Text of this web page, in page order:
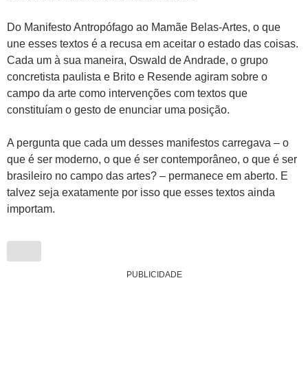
Do Manifesto Antropófago ao Mamãe Belas-Artes, o que
une esses textos é a recusa em aceitar o estado das coisas.
Cada um à sua maneira, Oswald de Andrade, o grupo
concretista paulista e Brito e Resende agiram sobre o
campo da arte como intervenções com textos que
constituíam o gesto de enunciar uma posição.
A pergunta que cada um desses manifestos carregava – o
que é ser moderno, o que é ser contemporâneo, o que é ser
brasileiro no campo das artes? – permanece em aberto. E
talvez seja exatamente por isso que esses textos ainda
importam.
PUBLICIDADE